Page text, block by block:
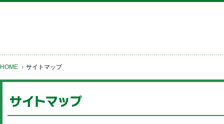
HOME サイトマップ